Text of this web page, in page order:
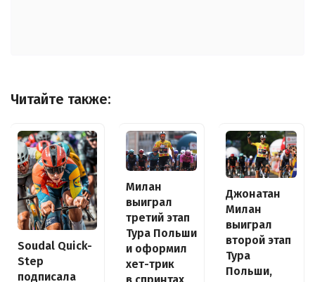
Читайте также:
Soudal Quick-
Step
подписала
Милан
выиграл
третий этап
Тура Польши
и оформил
хет-трик
в спринтах
Джонатан
Милан
выиграл
второй этап
Тура
Польши,